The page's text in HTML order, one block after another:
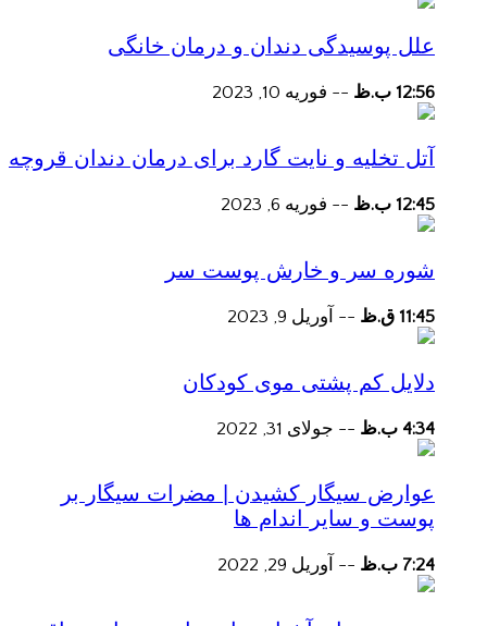
علل پوسیدگی دندان و درمان خانگی
12:56 ب.ظ -- فوریه 10, 2023
آتل تخلیه و نایت گارد برای درمان دندان قروچه
12:45 ب.ظ -- فوریه 6, 2023
شوره سر و خارش پوست سر
11:45 ق.ظ -- آوریل 9, 2023
دلایل کم پشتی موی کودکان
4:34 ب.ظ -- جولای 31, 2022
عوارض سیگار کشیدن | مضرات سیگار بر
پوست و سایر اندام ها
7:24 ب.ظ -- آوریل 29, 2022